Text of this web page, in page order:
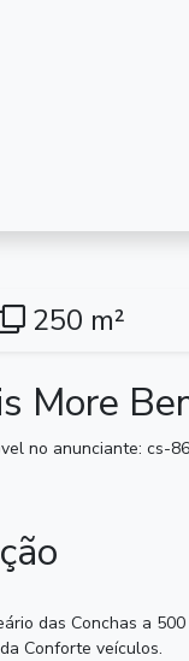
250 m²
More
no anunciante: cs-
das Conchas a
Conforte veículos.